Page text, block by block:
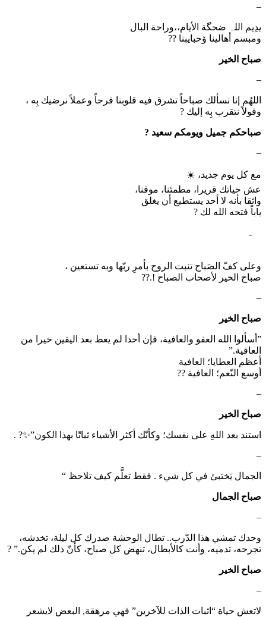
–
يدِيم اللہ ضحگة الأيام،،وراحة البال
ومبسم أهالينا ۆحبايبنا ??
صباح الخير
–
اللهُم إنا نسألك صباحاً تشرق فيه قلوبنا فرحاً ‏وعملاً نرضيك بِه ،
وقولاً نتقرب بِه إليك ?
صباحكم جميل ويومكم سعيد ?
–
‏مع كل يوم جديد، ☀️
‏عش حياتك قريرا، مطمئنا، موقنا،
‏واثقا بأنه لا أحد يستطيع أن يغلق
‏باباً فتحه الله لك ?
وعلى كفّ الصَباح تنبت الروح بأمرِ ربّها وبه تستعين ،
صباح الخير لأصحاب الصباح !.??
–
صباح الخير
‏”أسألوا الله العفو والعافية، فإن أحدا لم يعط بعد اليقين خيرا من
العافية.”
أعظم العطايا؛ العافية
أوسع النّعم؛ العافية ??
–
صباح الخير
استند بعد اللهِ على نفسك؛ وكأنّك أكثر الأشياء ثباتًا بهذا الكون”✨? .
–
الجمال يَختبئ في كل شيء . فقط تعلَّم كيف تلاحظ “
صباح الجمال
–
وحدك تمشي هذا الدّرب.. تطال الوحشة صدرك كل ليلة، تخدشه،
تجرحه، تدميه، وأنت كالأبطال، تنهض كل صباح، كأنّ ذلك لم يكن.” ?
صباح الخير
–
‏لاتعش حياة “اثبات الذات للآخرين” فهي مرهقة, البعض لايشعر